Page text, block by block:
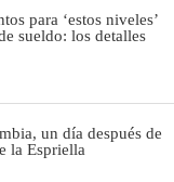
para ‘estos niveles’
sueldo: los detalles
un día después de
la Espriella